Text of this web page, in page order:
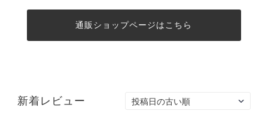
通販ショップページはこちら
新着レビュー